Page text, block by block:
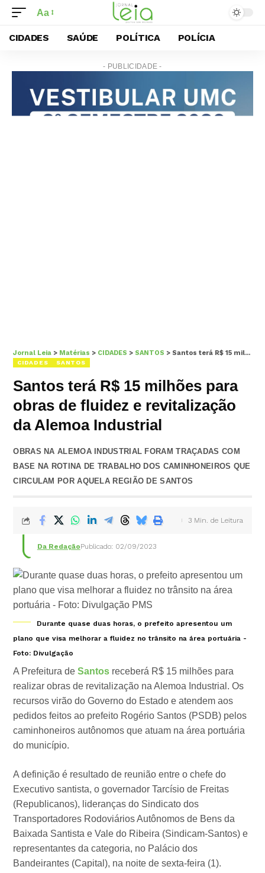
Aa
CIDADES SAÚDE POLÍTICA POLÍCIA
- PUBLICIDADE -
Jornal Leia > Matérias > CIDADES > SANTOS > Santos terá R$ 15 milhões para obras de fluidez e revitalização da Alemoa Industrial
CIDADES SANTOS
Santos terá R$ 15 milhões para
obras de fluidez e revitalização
da Alemoa Industrial
OBRAS NA ALEMOA INDUSTRIAL FORAM TRAÇADAS COM
BASE NA ROTINA DE TRABALHO DOS CAMINHONEIROS QUE
CIRCULAM POR AQUELA REGIÃO DE SANTOS
Da RedaçãoPublicado: 02/09/2023
3 Min. de Leitura
Durante quase duas horas, o prefeito apresentou um
plano que visa melhorar a fluidez no trânsito na área portuária -
Foto: Divulgação
A Prefeitura deSantos receberá R$ 15 milhões para
realizar obras de revitalização na Alemoa Industrial. Os
recursos virão do Governo do Estado e atendem aos
pedidos feitos ao prefeito Rogério Santos (PSDB) pelos
caminhoneiros autônomos que atuam na área portuária
do município.
A definição é resultado de reunião entre o chefe do
Executivo santista, o governador Tarcísio de Freitas
(Republicanos), lideranças do Sindicato dos
Transportadores Rodoviários Autônomos de Bens da
Baixada Santista e Vale do Ribeira (Sindicam-Santos) e
representantes da categoria, no Palácio dos
Bandeirantes (Capital), na noite de sexta-feira (1).